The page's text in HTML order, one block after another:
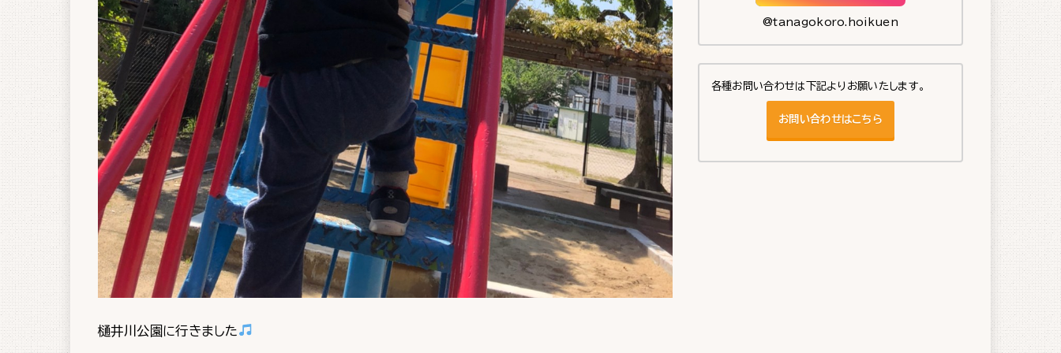
樋井川公園に行きました
@tanagokoro.hoikuen
各種お問い合わせは下記よりお願いたします。
お問い合わせはこちら